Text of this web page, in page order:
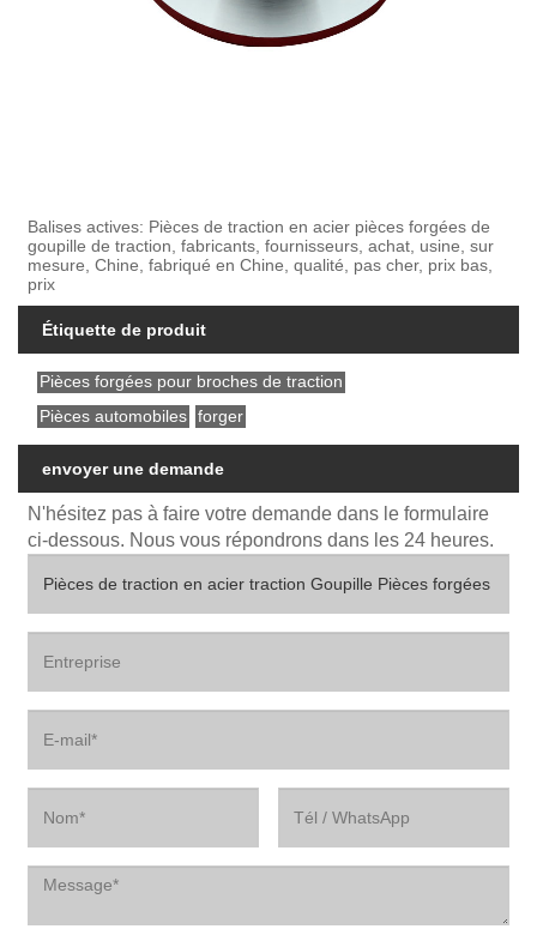
Balises actives: Pièces de traction en acier pièces forgées de
goupille de traction, fabricants, fournisseurs, achat, usine, sur
mesure, Chine, fabriqué en Chine, qualité, pas cher, prix bas,
prix
Étiquette de produit
Pièces forgées pour broches de traction
Pièces automobiles forger
envoyer une demande
N'hésitez pas à faire votre demande dans le formulaire
ci-dessous. Nous vous répondrons dans les 24 heures.